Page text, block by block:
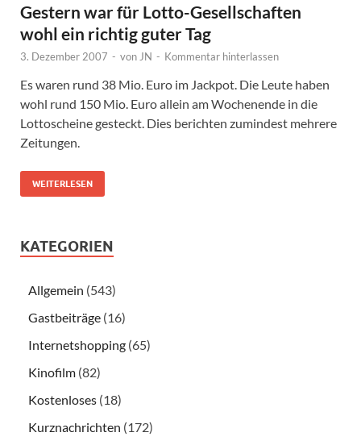
Gestern war für Lotto-Gesellschaften
wohl ein richtig guter Tag
3. Dezember 2007 - von JN - Kommentar hinterlassen
Es waren rund 38 Mio. Euro im Jackpot. Die Leute haben
wohl rund 150 Mio. Euro allein am Wochenende in die
Lottoscheine gesteckt. Dies berichten zumindest mehrere
Zeitungen.
WEITERLESEN
KATEGORIEN
Allgemein (543)
Gastbeiträge (16)
Internetshopping (65)
Kinofilm (82)
Kostenloses (18)
Kurznachrichten (172)